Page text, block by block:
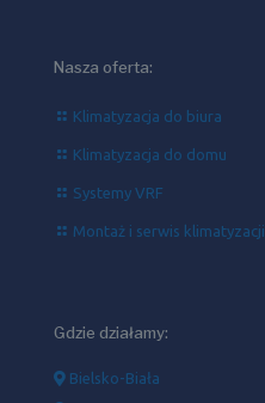
Nasza oferta:
Klimatyzacja do biura
Klimatyzacja do domu
Systemy VRF
Montaż i serwis klimatyzacji
Gdzie działamy:
Bielsko-Biała